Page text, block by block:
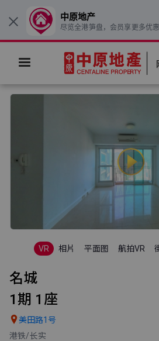
VR 相片 平面图 航拍VR
名城
1期 1座
 美田路1号
港铁/长实
× 中原地产
尽览全港笋盘，会员享更多优惠